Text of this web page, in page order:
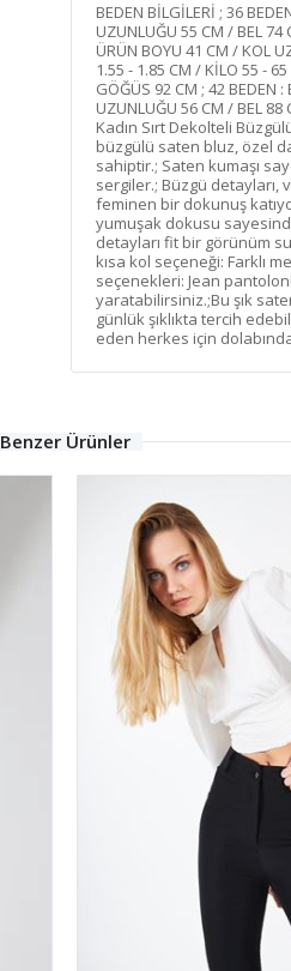
BEDEN BİLGİLERİ ; 36
UZUNLUĞU 55 CM / BEL 74
ÜRÜN BOYU 41 CM / KOL
1.55 - 1.85 CM / KİLO 55 -
GÖĞÜS 92 CM ; 42 BEDEN
UZUNLUĞU 56 CM / BEL
Kadın Sırt Dekolteli
büzgülü saten bluz, özel
sahiptir.; Saten kumaşı
sergiler.; Büzgü
feminen bir dokunuş
yumuşak dokusu
detayları fit bir görünüm
kısa kol seçeneği: Farklı
seçenekleri: Jean
yaratabilirsiniz.;Bu şık
günlük şıklıkta tercih
eden herkes için
Benzer Ürünler